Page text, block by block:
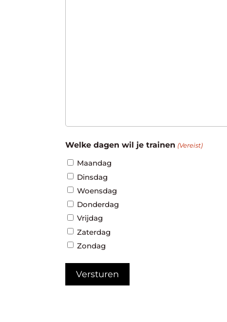
Welke dagen wil je trainen (Vereist)
Maandag
Dinsdag
Woensdag
Donderdag
Vrijdag
Zaterdag
Zondag